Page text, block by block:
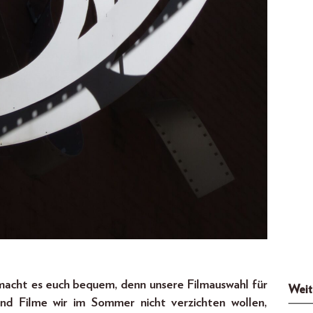
es euch bequem, denn unsere Filmauswahl für
Filme wir im Sommer nicht verzichten wollen,